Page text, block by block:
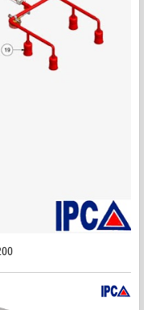
(MEKASENTRON